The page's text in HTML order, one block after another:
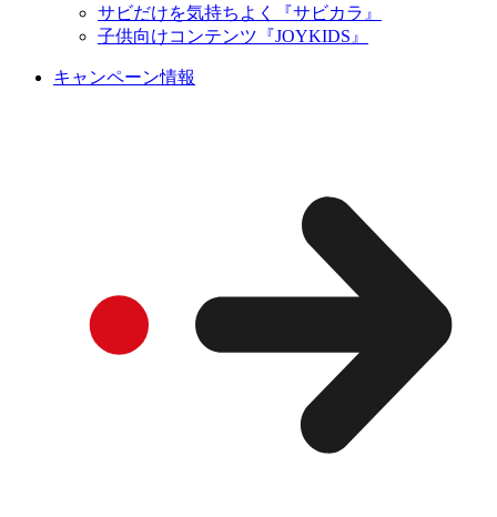
サビだけを気持ちよく『サビカラ』
子供向けコンテンツ『JOYKIDS』
キャンペーン情報